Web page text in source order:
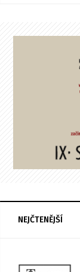
NEJČTENĚJŠÍ